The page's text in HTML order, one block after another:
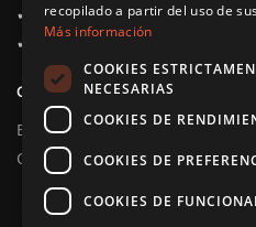
✔ El más barato de España
✔ 100% funcional en las
CONSEJOS SOBRE PLATAFORMAS
Eancódigos para Amazon
Códigos electrónicos para
© EAN HUB 2025
recopilado a partir del uso de
Más información
COOKIES
NECESARIAS
COOKIES DE
COOKIES DE
COOKIES DE